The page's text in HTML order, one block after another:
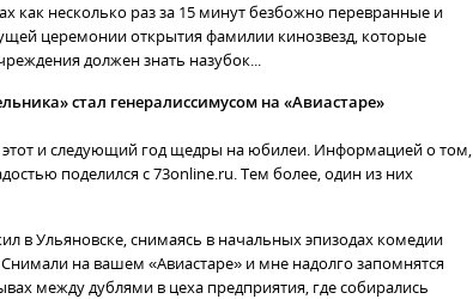
как несколько раз за 15 минут безбожно перевранные и
церемонии открытия фамилии кинозвезд, которые
должен знать назубок...
стал генералиссимусом на «Авиастаре»
и следующий год щедры на юбилеи. Информацией о том,
поделился с 73online.ru. Тем более, один из них
в Ульяновске, снимаясь в начальных эпизодах комедии
на вашем «Авиастаре» и мне надолго запомнятся
между дублями в цеха предприятия, где собирались